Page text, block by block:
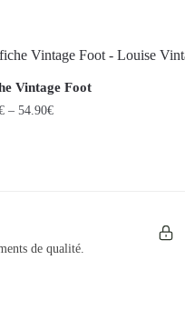
Vintage Foot
– 54.90€
de qualité.